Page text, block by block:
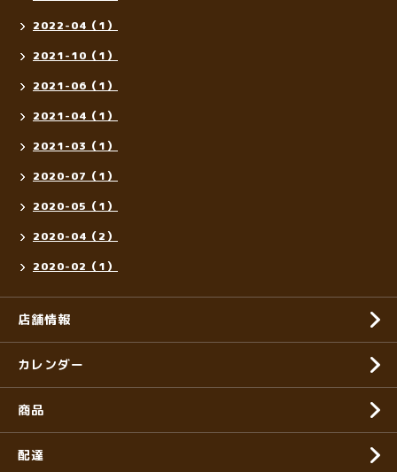
2022-04（1）
2021-10（1）
2021-06（1）
2021-04（1）
2021-03（1）
2020-07（1）
2020-05（1）
2020-04（2）
2020-02（1）
店舗情報
カレンダー
商品
配達